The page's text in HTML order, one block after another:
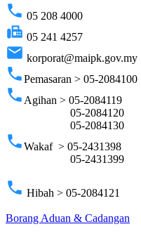
phone 05 208 4000
fax 05 241 4257
email korporat@maipk.gov.my
phonePemasaran > 05-2084100
phone Agihan > 05-2084119
05-2084120
05-2084130
phoneWakaf > 05-2431398
05-2431399
phone Hibah > 05-2084121
Borang Aduan & Cadangan